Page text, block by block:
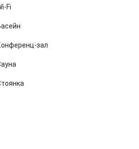
Fi
зал